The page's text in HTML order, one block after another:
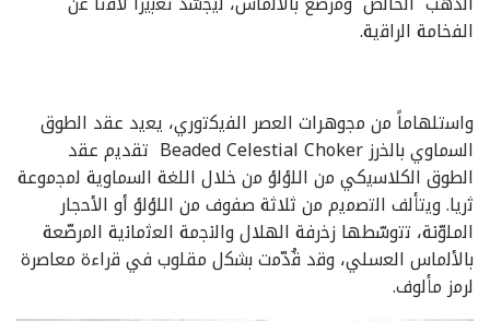
اﻟﻔﺧﺎﻣﺔ اﻟراﻗﯾﺔ.
واﺳﺗﻠﮭﺎﻣﺎً ﻣن ﻣﺟوھرات اﻟﻌﺻر اﻟﻔﯾﻛﺗوري، ﯾﻌﯾد ﻋﻘد اﻟطوق
اﻟﺳﻣﺎوي ﺑﺎﻟﺧرز Beaded Celestial Choker ﺗﻘدﯾم ﻋﻘد
اﻟطوق اﻟﻛﻼﺳﯾﻛﻲ ﻣن اﻟﻠؤﻟؤ ﻣن ﺧﻼل اﻟﻠﻐﺔ اﻟﺳﻣﺎوﯾﺔ ﻟﻣﺟﻣوﻋﺔ
ﺛرﯾﺎ. وﯾﺗﺄﻟف اﻟﺗﺻﻣﯾم ﻣن ﺛﻼﺛﺔ ﺻﻔوف ﻣن اﻟﻠؤﻟؤ أو اﻷﺣﺟﺎر
اﻟﻣﻠوّﻧﺔ، ﺗﺗوﺳّطﮭﺎ زﺧرﻓﺔ اﻟﮭﻼل واﻟﻧﺟﻣﺔ اﻟﻌﺛﻣﺎﻧﯾﺔ اﻟﻣرﺻّﻌﺔ
ﺑﺎﻷﻟﻣﺎس اﻟﻌﺳﻠﻲ، وﻗد ﻗُدّﻣت ﺑﺷﻛل ﻣﻘﻠوب ﻓﻲ ﻗراءة ﻣﻌﺎﺻرة
ﻟرﻣز ﻣﺄﻟوف.